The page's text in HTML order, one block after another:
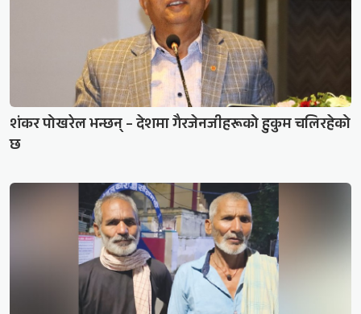
शंकर पोखरेल भन्छन् – देशमा गैरजेनजीहरूको हुकुम चलिरहेको
छ